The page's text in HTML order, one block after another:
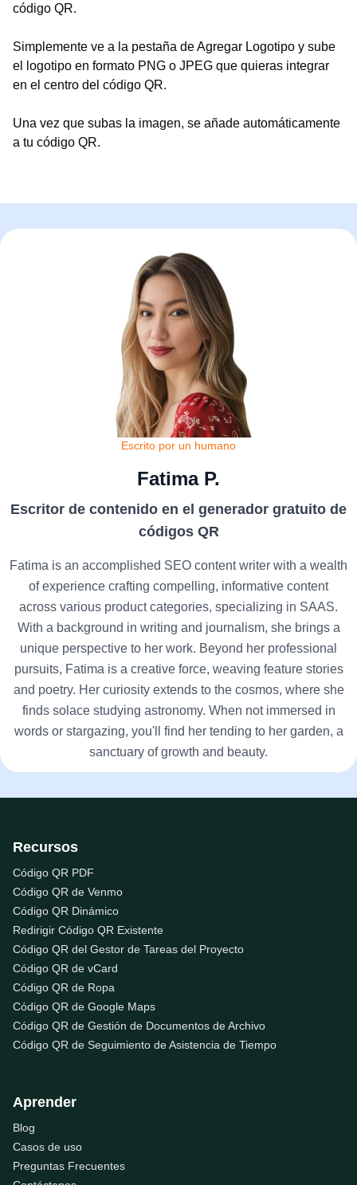
código QR.
Simplemente ve a la pestaña de Agregar Logotipo y sube
el logotipo en formato PNG o JPEG que quieras integrar
en el centro del código QR.
Una vez que subas la imagen, se añade automáticamente
a tu código QR.
Escrito por un humano
Fatima P.
Escritor de contenido en el generador gratuito de
códigos QR
Fatima is an accomplished SEO content writer with a wealth
of experience crafting compelling, informative content
across various product categories, specializing in SAAS.
With a background in writing and journalism, she brings a
unique perspective to her work. Beyond her professional
pursuits, Fatima is a creative force, weaving feature stories
and poetry. Her curiosity extends to the cosmos, where she
finds solace studying astronomy. When not immersed in
words or stargazing, you'll find her tending to her garden, a
sanctuary of growth and beauty.
Recursos
Código QR PDF
Código QR de Venmo
Código QR Dinámico
Redirigir Código QR Existente
Código QR del Gestor de Tareas del Proyecto
Código QR de vCard
Código QR de Ropa
Código QR de Google Maps
Código QR de Gestión de Documentos de Archivo
Código QR de Seguimiento de Asistencia de Tiempo
Aprender
Blog
Casos de uso
Preguntas Frecuentes